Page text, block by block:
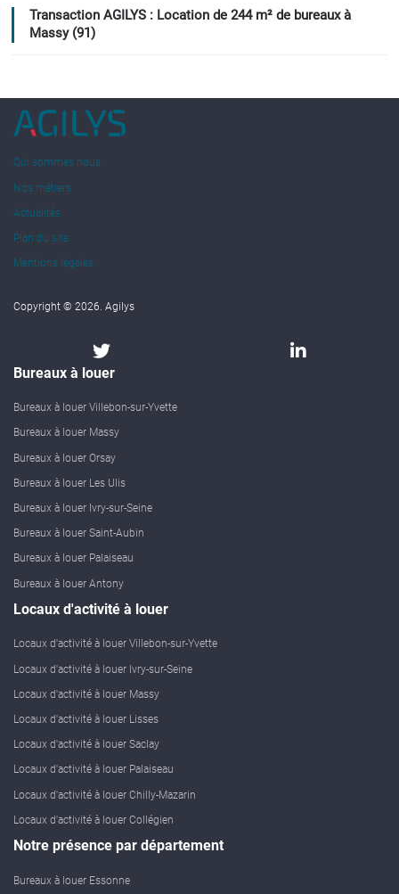
Transaction AGILYS : Location de 244 m² de bureaux à
Massy (91)
Qui sommes nous
Nos métiers
Actualités
Plan du site
Mentions légales
Copyright © 2026. Agilys
Bureaux à louer
Bureaux à louer Villebon-sur-Yvette
Bureaux à louer Massy
Bureaux à louer Orsay
Bureaux à louer Les Ulis
Bureaux à louer Ivry-sur-Seine
Bureaux à louer Saint-Aubin
Bureaux à louer Palaiseau
Bureaux à louer Antony
Locaux d'activité à louer
Locaux d'activité à louer Villebon-sur-Yvette
Locaux d'activité à louer Ivry-sur-Seine
Locaux d'activité à louer Massy
Locaux d'activité à louer Lisses
Locaux d'activité à louer Saclay
Locaux d'activité à louer Palaiseau
Locaux d'activité à louer Chilly-Mazarin
Locaux d'activité à louer Collégien
Notre présence par département
Bureaux à louer Essonne